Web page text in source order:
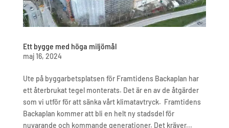
Ett bygge med höga miljömål
maj 16, 2024
Ute på byggarbetsplatsen för Framtidens Backaplan har
ett återbrukat tegel monterats. Det är en av de åtgärder
som vi utför för att sänka vårt klimatavtryck. Framtidens
Backaplan kommer att bli en helt ny stadsdel för
nuvarande och kommande generationer. Det kräver...